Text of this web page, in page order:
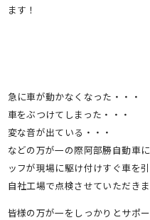
ます！
急に車が動かなくなった・・・
車をぶつけてしまった・・・
変な音が出ている・・・
などの万が一の際阿部勝自動車
ッフが現場に駆け付けすぐ車を引
自社工場で点検させていただきま
皆様の万が一をしっかりとサポ